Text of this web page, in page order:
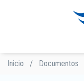
Sobrescribir
Inicio / Documentos